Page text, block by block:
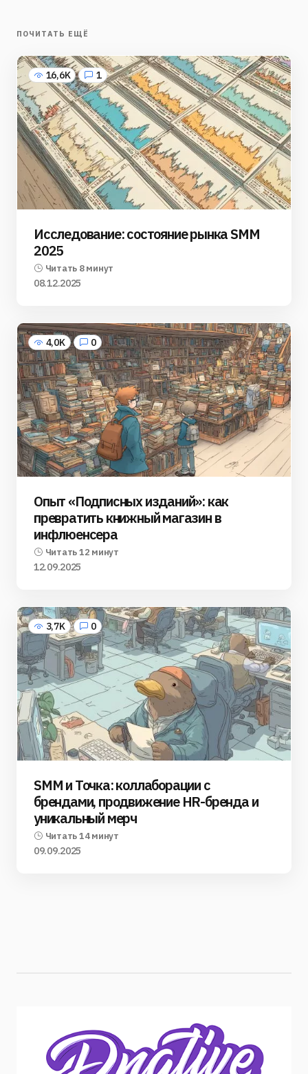
ПОЧИТАТЬ ЕЩЁ
16,6K 1
Исследование: состояние рынка SMM
2025
Читать 8 минут
08.12.2025
4,0K 0
Опыт «Подписных изданий»: как
превратить книжный магазин в
инфлюенсера
Читать 12 минут
12.09.2025
3,7K 0
SMM и Точка: коллаборации с
брендами, продвижение HR-бренда и
уникальный мерч
Читать 14 минут
09.09.2025